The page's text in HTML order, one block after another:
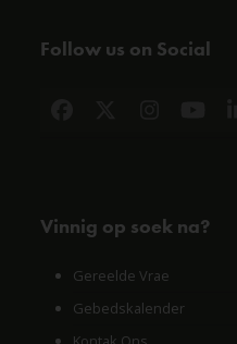
Follow us on Social
Vinnig op soek na?
Gereelde Vrae
Gebedskalender